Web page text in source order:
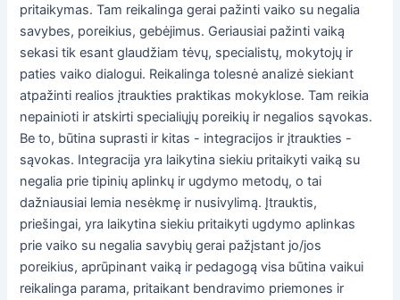
pritaikymas. Tam reikalinga gerai pažinti vaiko su negalia
savybes, poreikius, gebėjimus. Geriausiai pažinti vaiką
sekasi tik esant glaudžiam tėvų, specialistų, mokytojų ir
paties vaiko dialogui. Reikalinga tolesnė analizė siekiant
atpažinti realios įtraukties praktikas mokyklose. Tam reikia
nepainioti ir atskirti specialiųjų poreikių ir negalios sąvokas.
Be to, būtina suprasti ir kitas - integracijos ir įtraukties -
sąvokas. Integracija yra laikytina siekiu pritaikyti vaiką su
negalia prie tipinių aplinkų ir ugdymo metodų, o tai
dažniausiai lemia nesėkmę ir nusivylimą. Įtrauktis,
priešingai, yra laikytina siekiu pritaikyti ugdymo aplinkas
prie vaiko su negalia savybių gerai pažįstant jo/jos
poreikius, aprūpinant vaiką ir pedagogą visa būtina vaikui
reikalinga parama, pritaikant bendravimo priemones ir